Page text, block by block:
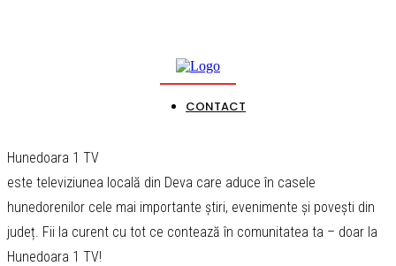
CONTACT
Hunedoara 1 TV
este televiziunea locală din Deva care aduce în casele
hunedorenilor cele mai importante știri, evenimente și povești din
județ. Fii la curent cu tot ce contează în comunitatea ta – doar la
Hunedoara 1 TV!